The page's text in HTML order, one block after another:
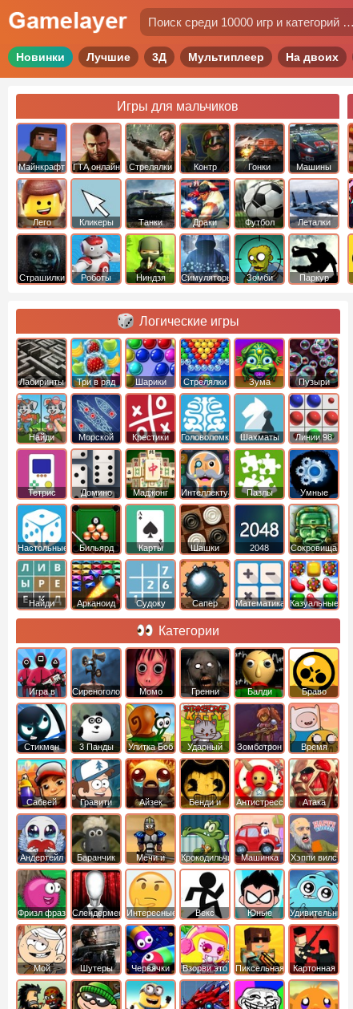
Новинки Лучшие 3Д Мультиплеер На двоих
Игры для мальчиков
Майнкрафт ГТА онлайн Стрелялки
Контр
Страйк
Гонки Машины
Лего Кликеры Танки Драки Футбол Леталки
Страшилки Роботы Ниндзя Симуляторы Зомби Паркур
Логические игры
Лабиринты Три в ряд Шарики
Стрелялки
Шариками
Зума Пузыри
Найди
отличия
Морской
бой
Крестики
нолики
Головоломки Шахматы Линии 98
Тетрис Домино Маджонг ИнтеллектуальныеПазлы Умные
Настольные Бильярд Карты Шашки 2048
Cокровища
Монтесумы
Найди
Арканоид Судоку Сапер Математика Казуальные
Категории
Игра в
Кальмара
Сиреноголовый Момо Гренни Балди
Браво
Старс
Стикмен 3 Панды Улитка Боб
Ударный
отряд котят
Зомботрон
Время
Приключений
Сабвей
Серф
Гравити
Фолз
Айзек
Бенди и
Чернильная
машина
Антистресс
Атака
Титанов
Андертейл
Баранчик
Шон
Мечи и
Сандали
Крокодильчик
Свомпи
Машинка
Вилли
Хэппи вилс
Фризл фраз Слендермен Интересные Векс
Юные
титаны
вперед
Удивительный
мир
Гамбола
Мой
шумный
дом
Шутеры Червячки Взорви это
Пиксельная
война
Картонная
башка